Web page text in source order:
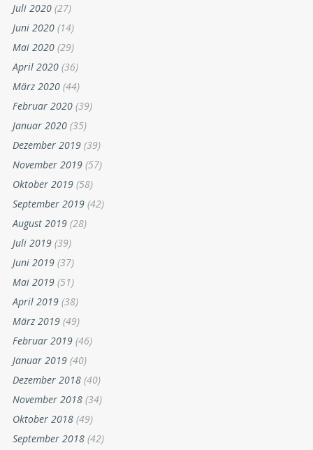
Juli 2020 (27)
Juni 2020 (14)
Mai 2020 (29)
April 2020 (36)
März 2020 (44)
Februar 2020 (39)
Januar 2020 (35)
Dezember 2019 (39)
November 2019 (57)
Oktober 2019 (58)
September 2019 (42)
August 2019 (28)
Juli 2019 (39)
Juni 2019 (37)
Mai 2019 (51)
April 2019 (38)
März 2019 (49)
Februar 2019 (46)
Januar 2019 (40)
Dezember 2018 (40)
November 2018 (34)
Oktober 2018 (49)
September 2018 (42)